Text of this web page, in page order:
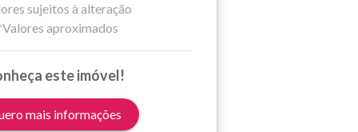
sujeitos à alteração
aproximados
este imóvel!
mais informações